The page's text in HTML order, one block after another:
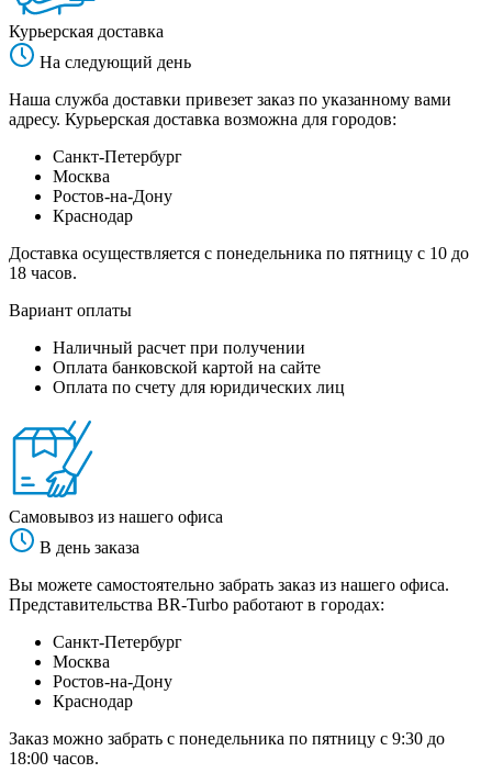
Курьерская доставка
На следующий день
Наша служба доставки привезет заказ по указанному вами
адресу. Курьерская доставка возможна для городов:
Санкт-Петербург
Москва
Ростов-на-Дону
Краснодар
Доставка осуществляется с понедельника по пятницу с 10 до
18 часов.
Вариант оплаты
Наличный расчет при получении
Оплата банковской картой на сайте
Оплата по счету для юридических лиц
Самовывоз из нашего офиса
В день заказа
Вы можете самостоятельно забрать заказ из нашего офиса.
Представительства BR-Turbo работают в городах:
Санкт-Петербург
Москва
Ростов-на-Дону
Краснодар
Заказ можно забрать с понедельника по пятницу с 9:30 до
18:00 часов.